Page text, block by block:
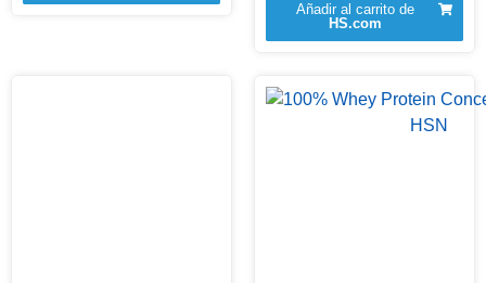
Añadir al carrito de
HS.com